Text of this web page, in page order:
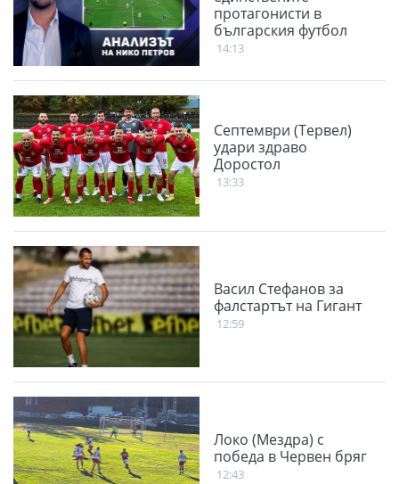
протагонисти в
българския футбол
14:13
Септември (Тервел)
удари здраво
Доростол
13:33
Васил Стефанов за
фалстартът на Гигант
12:59
Локо (Мездра) с
победа в Червен бряг
12:43